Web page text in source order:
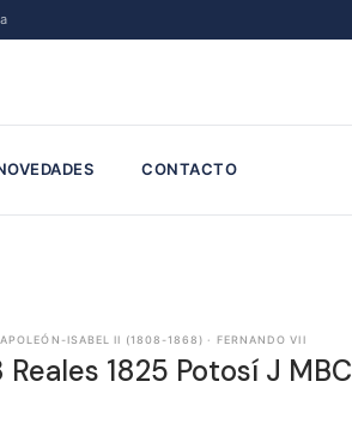
CONTACTO
ISABEL II (1808-1868) · FERNANDO VII
1825 Potosí J MBC